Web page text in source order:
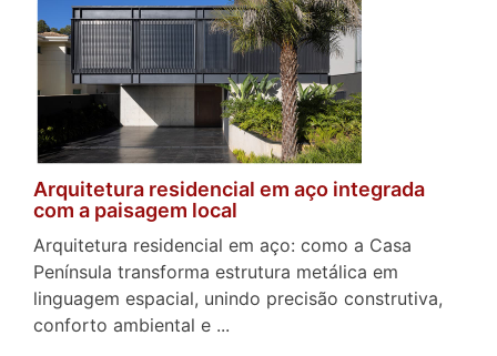
Arquitetura residencial em aço integrada
com a paisagem local
Arquitetura residencial em aço: como a Casa
Península transforma estrutura metálica em
linguagem espacial, unindo precisão construtiva,
conforto ambiental e ...